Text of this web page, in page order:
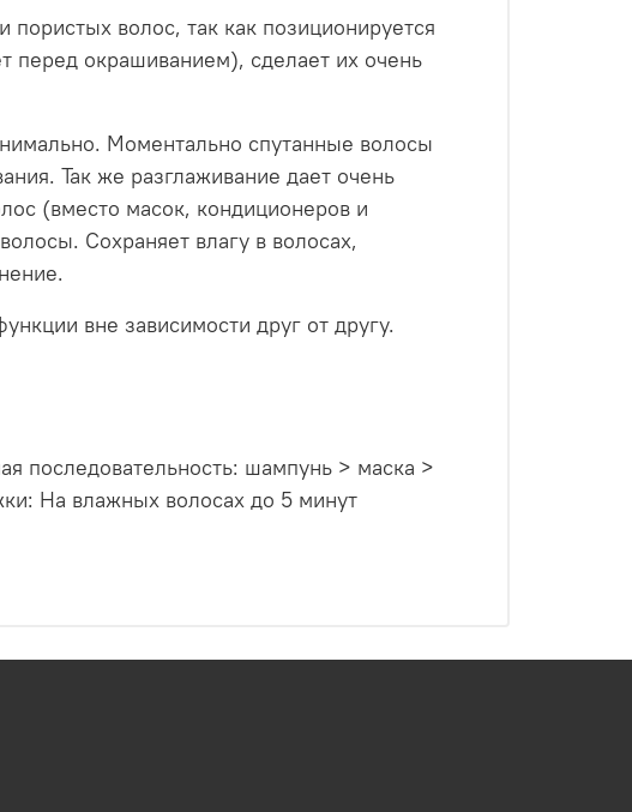
волос, так как позиционируется
перед окрашиванием), сделает их очень
Моментально спутанные волосы
Так же разглаживание дает очень
(вместо масок, кондиционеров и
Сохраняет влагу в волосах,
вне зависимости друг от другу.
последовательность: шампунь > маска >
На влажных волосах до 5 минут